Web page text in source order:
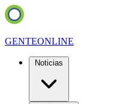
GENTEONLINE
Noticias